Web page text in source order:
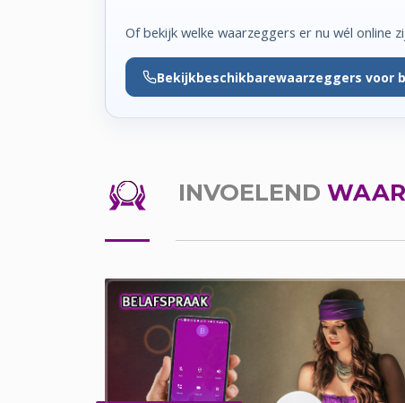
Of bekijk welke waarzeggers er nu wél online
Bekijkbeschikbarewaarzeggers voor
INVOELEND